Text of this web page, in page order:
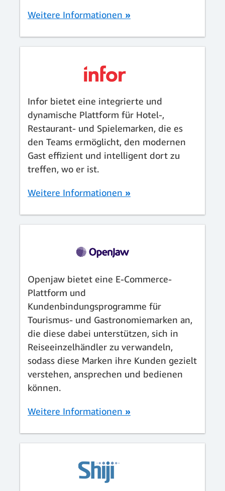
Weitere Informationen »
Infor bietet eine integrierte und
dynamische Plattform für Hotel-,
Restaurant- und Spielemarken, die es
den Teams ermöglicht, den modernen
Gast effizient und intelligent dort zu
treffen, wo er ist.
Weitere Informationen »
Openjaw bietet eine E-Commerce-
Plattform und
Kundenbindungsprogramme für
Tourismus- und Gastronomiemarken an,
die diese dabei unterstützen, sich in
Reiseeinzelhändler zu verwandeln,
sodass diese Marken ihre Kunden gezielt
verstehen, ansprechen und bedienen
können.
Weitere Informationen »